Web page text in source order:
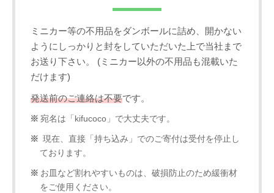
ミニカー等の不用品をダンボールに詰め、開かない
ようにしっかりと封をしていただいた上で当社まで
お送り下さい。 (ミニカー以外の不用品も混載いた
だけます)
発送前のご連絡は不要です。
宛名は「kifucoco」で大丈夫です。
現在、直接「持ち込み」でのご寄付は受付を停止し
ております。
お皿など割れやすいものは、破損防止のため緩衝材
をご使用ください。